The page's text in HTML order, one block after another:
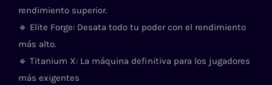
rendimiento superior.
🔹 Elite Forge: Desata todo tu poder con el rendimiento
más alto.
🔹 Titanium X: La máquina definitiva para los jugadores
más exigentes